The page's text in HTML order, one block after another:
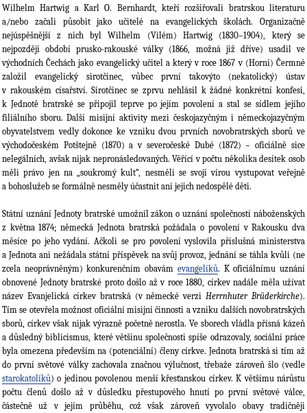
Wilhelm Hartwig a Karl O. Bernhardt, kteří rozšiřovali bratrskou literaturu
a/nebo začali působit jako učitelé na evangelických školách. Organizačně
nejúspěšnější z nich byl Wilhelm (Vilém) Hartwig (1830–1904), který se
nejpozději období prusko-rakouské války (1866, možná již dříve) usadil ve
východních Čechách jako evangelický učitel a který v roce 1867 v (Horní) Čermné
založil evangelický sirotčinec, vůbec první takovýto (nekatolický) ústav
v rakouském císařství. Sirotčinec se zprvu nehlásil k žádné konkrétní konfesi,
k Jednotě bratrské se připojil teprve po jejím povolení a stal se sídlem jejího
filiálního sboru. Další misijní aktivity mezi českojazyčným i německojazyčným
obyvatelstvem vedly dokonce ke vzniku dvou prvních novobratrských sborů ve
východočeském Potštejně (1870) a v severočeské Dubé (1872) – oficiálně sice
nelegálních, avšak nijak nepronásledovaných. Věřící v počtu několika desítek osob
měli právo jen na „soukromý kult“, nesměli se svojí vírou vystupovat veřejně
a bohoslužeb se formálně nesměly účastnit ani jejich nedospělé děti.
Státní uznání Jednoty bratrské umožnil zákon o uznání společností náboženských
z května 1874; německá Jednota bratrská požádala o povolení v Rakousku dva
měsíce po jeho vydání. Ačkoli se pro povolení vyslovila příslušná ministerstva
a Jednota ani nežádala státní příspěvek na svůj provoz, jednání se táhla kvůli (ne
zcela neoprávněným) konkurenčním obavám evangelíků. K oficiálnímu uznání
obnovené Jednoty bratrské proto došlo až v roce 1880, církev nadále měla užívat
název Evanjelická církev bratrská (v německé verzi Herrnhuter Brüderkirche).
Tím se otevřela možnost oficiální misijní činnosti a vzniku dalších novobratrských
sborů, církev však nijak výrazně početně nerostla. Ve sborech vládla přísná kázeň
a důsledný biblicismus, které většinu společnosti spíše odrazovaly, sociální práce
byla omezena především na (potenciální) členy církve. Jednota bratrská si tím až
do první světové války zachovala značnou výlučnost, třebaže zároveň šlo (vedle
starokatolíků) o jedinou povolenou menší křesťanskou církev. K většímu nárůstu
počtu členů došlo až v důsledku přestupového hnutí po první světové válce,
částečně už v jejím průběhu, což však zároveň vyvolalo obavy tradičněji